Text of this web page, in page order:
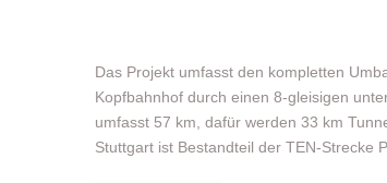
Das Projekt umfasst den kompletten
Kopfbahnhof durch einen 8-gleisigen
umfasst 57 km, dafür werden 33 km
Stuttgart ist Bestandteil der TEN-Strecke